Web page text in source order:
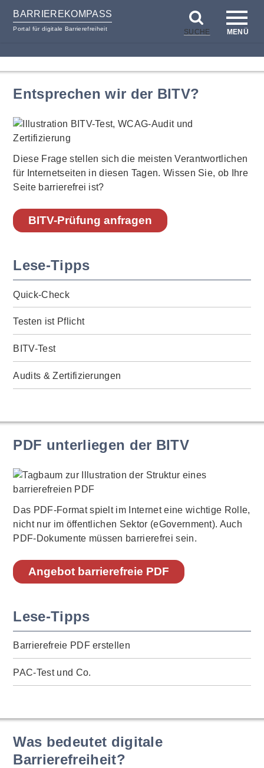
BARRIEREKOMPASS
Portal für digitale Barrierefreiheit SUCHE MENÜ
Entsprechen wir der BITV?
Diese Frage stellen sich die meisten Verantwortlichen
für Internetseiten in diesen Tagen. Wissen Sie, ob Ihre
Seite barrierefrei ist?
BITV-Prüfung anfragen
Lese-Tipps
Quick-Check
Testen ist Pflicht
BITV-Test
Audits & Zertifizierungen
PDF unterliegen der BITV
Das PDF-Format spielt im Internet eine wichtige Rolle,
nicht nur im öffentlichen Sektor (eGovernment). Auch
PDF-Dokumente müssen barrierefrei sein.
Angebot barrierefreie PDF
Lese-Tipps
Barrierefreie PDF erstellen
PAC-Test und Co.
Was bedeutet digitale
Barrierefreiheit?